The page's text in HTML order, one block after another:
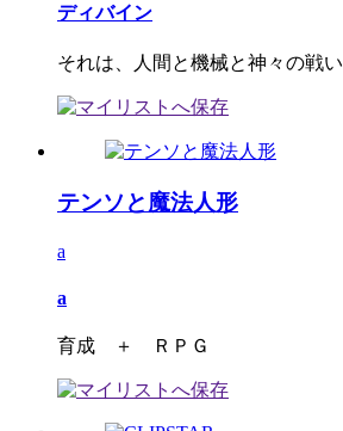
ディバイン
それは、人間と機械と神々の戦い
テンソと魔法人形
a
a
育成 ＋ ＲＰＧ